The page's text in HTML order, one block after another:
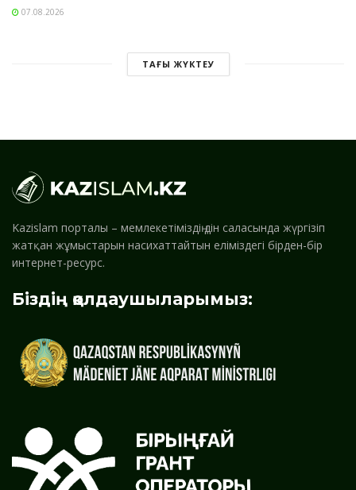
07.08.2026
ТАҒЫ ЖҮКТЕУ
Kazislam порталы – мемлекетіміздің дін саласында жүргізіп
жатқан жұмыстарын насихаттайтын еліміздегі бірден-бір
интернет-ресурс.
Біздің қолдаушыларымыз: